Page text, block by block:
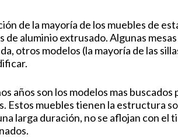
de la mayoría de los muebles de
de aluminio extrusado. Algunas
otros modelos (la mayoría de las
años son los modelos mas buscados
Estos muebles tienen la estructura
larga duración, no se aflojan con el